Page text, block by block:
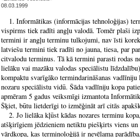
08.03.1999
1. Informātikas (informācijas tehnoloģijas)
vispirms tiek radīti angļu valodā. Tomēr plaši
termini ir angļu terminu tulkojumi, nav īsti
latviešu termini tiek radīti no jauna, tiesa, par
citvalodu terminus. Tā kā termini parasti rodas
lielāku vai mazāku valodas speciālistu
kompaktu svarīgāko termindarināšanas
nozaru speciālistu vidū. Šāda vadlīniju kopa
apmēram 5 gadus veiksmīgi izmantota
Šķiet, būtu lietderīgi to izmēģināt arī citās
2. Jo lielāka kļūst kādas nozares terminu
atšķirīgiem jēdzieniem netiktu piešķirts viens
vārdkopa, kas terminoloģijā ir nevēlama